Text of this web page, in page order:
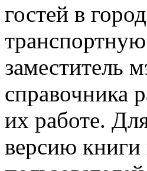
гостей в
заместитель
справочника
их работе.
версию книги